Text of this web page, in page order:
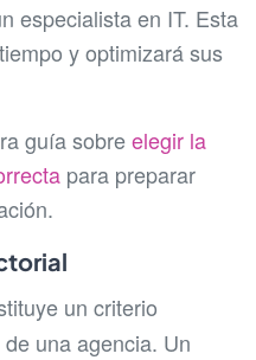
especialista en IT. Esta
y optimizará sus
guía sobreelegir la
para preparar
un criterio
una agencia. Un